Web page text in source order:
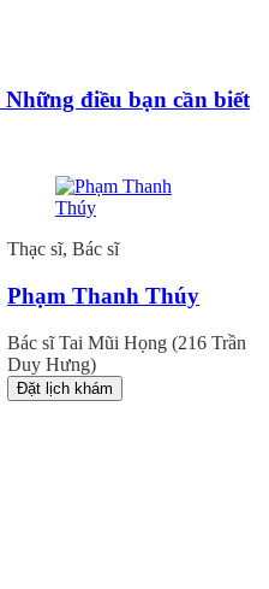
điều bạn cần biết
Thạc sĩ, Bác sĩ
Phạm Thanh Thúy
Bác sĩ Tai Mũi Họng (216 Trần
Duy Hưng)
Đặt lịch khám